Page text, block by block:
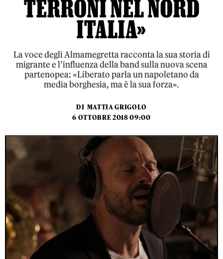
TERRONI NEL NORD
ITALIA»
La voce degli Almamegretta racconta la sua storia di
migrante e l’influenza della band sulla nuova scena
partenopea: «Liberato parla un napoletano da
media borghesia, ma è la sua forza».
DI MATTIA GRIGOLO
6 OTTOBRE 2018 09:00